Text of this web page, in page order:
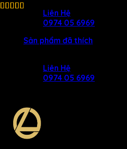
Liên Hệ
0974 05 6969
Sản phẩm đã thích
Liên Hệ
0974 05 6969